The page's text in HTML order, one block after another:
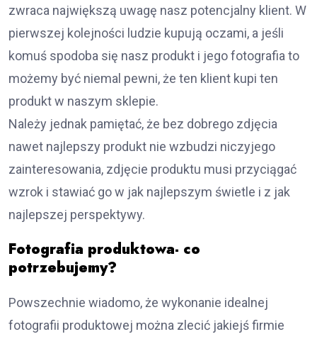
zwraca największą uwagę nasz potencjalny klient. W
pierwszej kolejności ludzie kupują oczami, a jeśli
komuś spodoba się nasz produkt i jego fotografia to
możemy być niemal pewni, że ten klient kupi ten
produkt w naszym sklepie.
Należy jednak pamiętać, że bez dobrego zdjęcia
nawet najlepszy produkt nie wzbudzi niczyjego
zainteresowania, zdjęcie produktu musi przyciągać
wzrok i stawiać go w jak najlepszym świetle i z jak
najlepszej perspektywy.
Fotografia produktowa- co
potrzebujemy?
Powszechnie wiadomo, że wykonanie idealnej
fotografii produktowej można zlecić jakiejś firmie